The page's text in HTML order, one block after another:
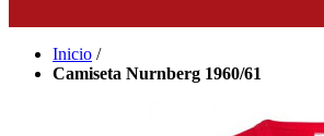
Inicio /
Camiseta Nurnberg 1960/61